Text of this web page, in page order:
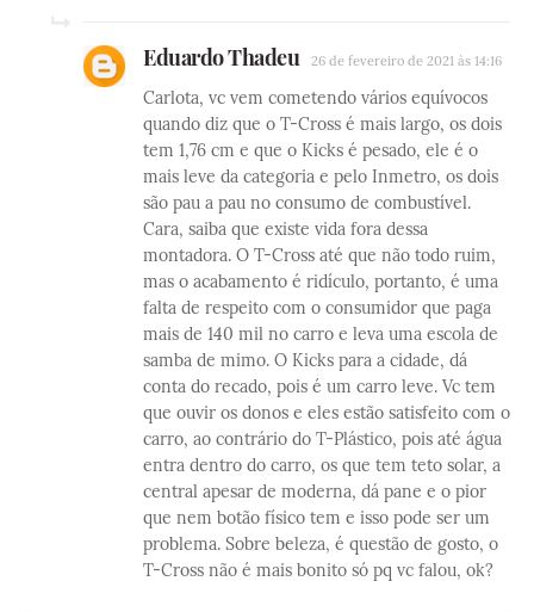
Eduardo Thadeu 26 de fevereiro de 2021 às 14:16
Carlota, vc vem cometendo vários equívocos
quando diz que o T-Cross é mais largo, os dois
tem 1,76 cm e que o Kicks é pesado, ele é o
mais leve da categoria e pelo Inmetro, os dois
são pau a pau no consumo de combustível.
Cara, saiba que existe vida fora dessa
montadora. O T-Cross até que não todo ruim,
mas o acabamento é ridículo, portanto, é uma
falta de respeito com o consumidor que paga
mais de 140 mil no carro e leva uma escola de
samba de mimo. O Kicks para a cidade, dá
conta do recado, pois é um carro leve. Vc tem
que ouvir os donos e eles estão satisfeito com o
carro, ao contrário do T-Plástico, pois até água
entra dentro do carro, os que tem teto solar, a
central apesar de moderna, dá pane e o pior
que nem botão físico tem e isso pode ser um
problema. Sobre beleza, é questão de gosto, o
T-Cross não é mais bonito só pq vc falou, ok?